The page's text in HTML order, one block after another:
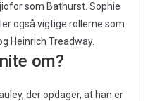
som Bathurst. Sophie
også vigtige rollerne som
Heinrich Treadway.
om?
der opdager, at han er